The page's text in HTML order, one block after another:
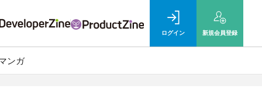
ログイン 新規会員登録
ンガ